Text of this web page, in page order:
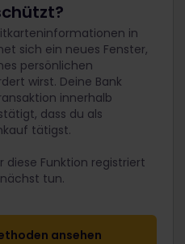
in
sich ein neues Fenster,
persönlichen
wirst. Deine Bank
innerhalb
dass du als
tätigst.
diese Funktion registriert
tun.
ansehen